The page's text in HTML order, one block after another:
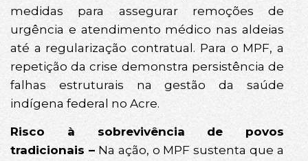
medidas para assegurar remoções de
urgência e atendimento médico nas aldeias
até a regularização contratual. Para o MPF, a
repetição da crise demonstra persistência de
falhas estruturais na gestão da saúde
indígena federal no Acre.
Risco à sobrevivência de povos
tradicionais –Na ação, o MPF sustenta que a